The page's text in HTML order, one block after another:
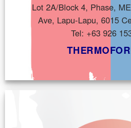
Lot 2A/Block 4, Phase,
Ave, Lapu-Lapu, 6015
Tel: +63 926